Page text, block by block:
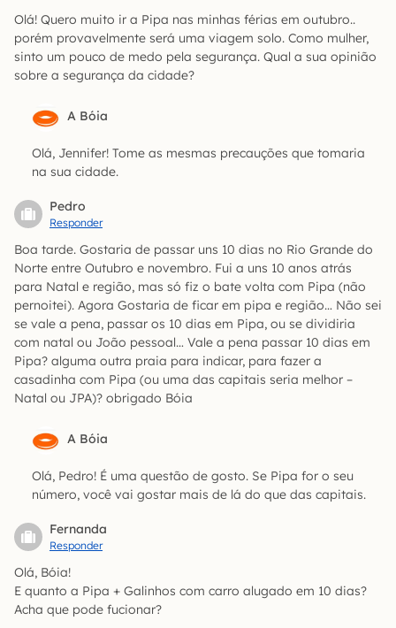
Olá! Quero muito ir a Pipa nas minhas férias em outubro..
porém provavelmente será uma viagem solo. Como mulher,
sinto um pouco de medo pela segurança. Qual a sua opinião
sobre a segurança da cidade?
A Bóia
Olá, Jennifer! Tome as mesmas precauções que tomaria
na sua cidade.
Pedro
Responder
Boa tarde. Gostaria de passar uns 10 dias no Rio Grande do
Norte entre Outubro e novembro. Fui a uns 10 anos atrás
para Natal e região, mas só fiz o bate volta com Pipa (não
pernoitei). Agora Gostaria de ficar em pipa e região… Não sei
se vale a pena, passar os 10 dias em Pipa, ou se dividiria
com natal ou João pessoal… Vale a pena passar 10 dias em
Pipa? alguma outra praia para indicar, para fazer a
casadinha com Pipa (ou uma das capitais seria melhor –
Natal ou JPA)? obrigado Bóia
A Bóia
Olá, Pedro! É uma questão de gosto. Se Pipa for o seu
número, você vai gostar mais de lá do que das capitais.
Fernanda
Responder
Olá, Bóia!
E quanto a Pipa + Galinhos com carro alugado em 10 dias?
Acha que pode fucionar?